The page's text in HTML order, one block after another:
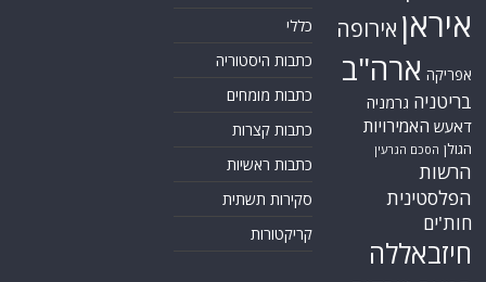
איראן אירופה
אפריקה ארה"ב
בריטניה גרמניה
דאעש האמירויות
הגולן הסכם הגרעין
הרשות
הפלסטינית
חות'ים
חיזבאללה
כללי
כתבות היסטוריה
כתבות מומחים
כתבות קצרות
כתבות ראשיות
סקירות תשתית
קריקטורות